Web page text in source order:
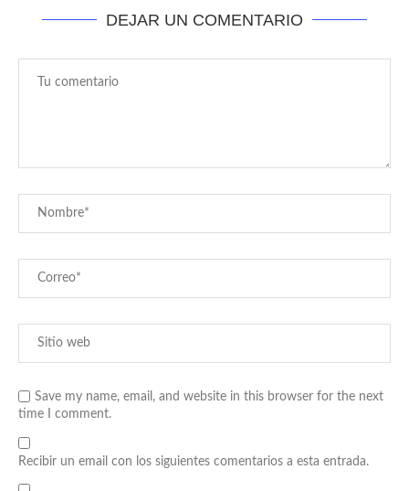
DEJAR UN COMENTARIO
Save my name, email, and website in this browser for the next
time I comment.
Recibir un email con los siguientes comentarios a esta entrada.